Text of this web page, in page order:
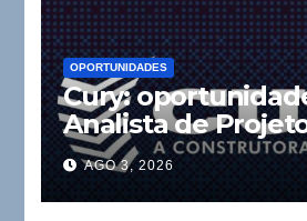
OPORTUNIDADES
Cury:
Analista de
Instalações
AGO 3, 2026